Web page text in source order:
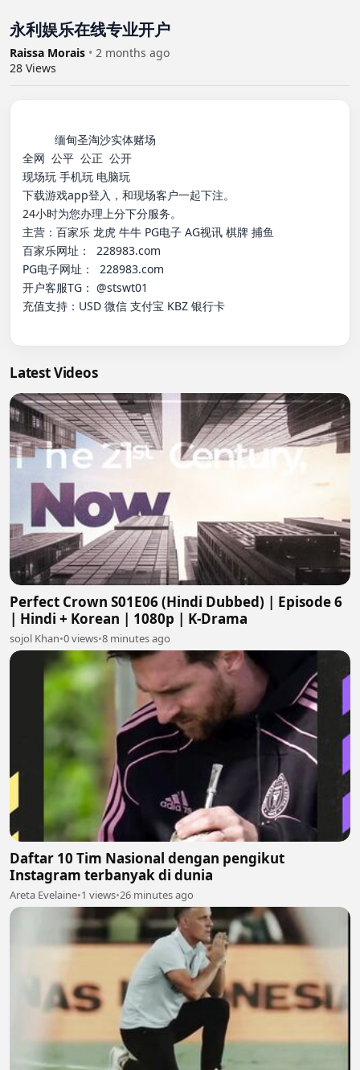
永利娱乐在线专业开户
Raissa Morais • 2 months ago
28 Views
全网  公平  公正  公开
现场玩 手机玩 电脑玩
下载游戏app登入，和现场客户一起下注。
24小时为您办理上分下分服务。
主营：百家乐 龙虎 牛牛 PG电子 AG视讯 棋牌 捕鱼
百家乐网址：  228983.com
PG电子网址：  228983.com
开户客服TG： @stswt01
充值支持：USD 微信 支付宝 KBZ 银行卡
Latest Videos
Perfect Crown S01E06 (Hindi Dubbed) | Episode 6
| Hindi + Korean | 1080p | K-Drama
sojol Khan•0 views•8 minutes ago
Daftar 10 Tim Nasional dengan pengikut
Instagram terbanyak di dunia
Areta Evelaine•1 views•26 minutes ago